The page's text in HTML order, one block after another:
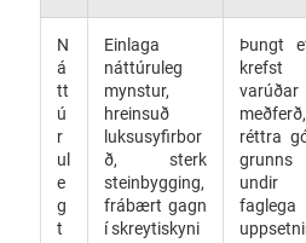
N
á
tt
ú
r
ul
e
g
t
Einlaga
náttúruleg
mynstur,
hreinsuð
luksusyfirbor
ð, sterk
steinbygging,
frábært gagn
í skreytiskyni
Þungt
krefst
varúðar
meðferð,
réttra
grunns
undir
faglega